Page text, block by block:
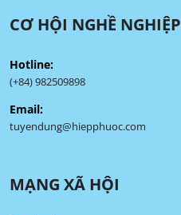
CƠ HỘI NGHỀ NGHIỆP
Hotline:
(+84) 982509898
Email:
tuyendung@hiepphuoc.com
MẠNG XÃ HỘI